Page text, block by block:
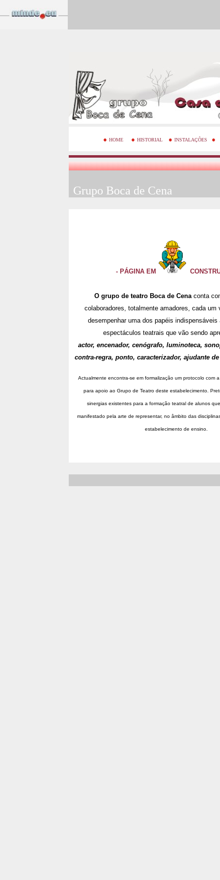
● HOME ● HISTORIAL ● INSTALAÇÔES ●
Grupo Boca de Cena
- PÁGINA EM
O grupo de teatro Boca de Cenaconta
colaboradores, totalmente amadores, cada um
desempenhar uma dos papéis
espectáculos teatrais que vão sendo
actor, encenador, cenógrafo, luminoteca,
contra-regra, ponto, caracterizador, ajudante
Actualmente encontra-se em formalização um protocolo com
para apoio ao Grupo de Teatro deste estabelecimento.
sinergias existentes para a formação teatral de alunos
manifestado pela arte de representar, no âmbito das
estabelecimento de ensino.